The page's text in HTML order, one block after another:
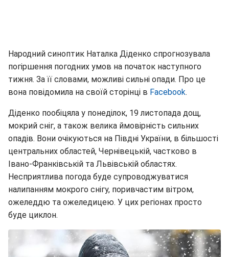
Народний синоптик Наталка Діденко спрогнозувала
погіршення погодних умов на початок наступного
тижня. За її словами, можливі сильні опади. Про це
вона повідомила на своїй сторінці в Facebook.
Діденко пообіцяла у понеділок, 19 листопада дощ,
мокрий сніг, а також велика ймовірність сильних
опадів. Вони очікуються на Півдні України, в більшості
центральних областей, Чернівецькій, частково в
Івано-Франківській та Львівській областях.
Несприятлива погода буде супроводжуватися
налипанням мокрого снігу, поривчастим вітром,
ожеледдю та ожеледицею. У цих регіонах просто
буде циклон.